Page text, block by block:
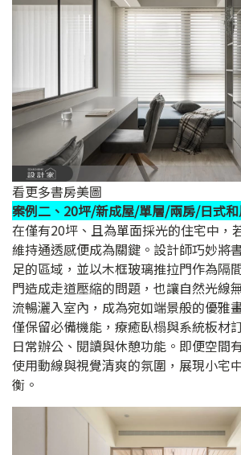
看更多書房美圖
案例二、20坪/新成屋/單層/兩房/日式
在僅有20坪、且為單面採光的住宅中，
維持通透感便成為關鍵。設計師巧妙將
足的區域，並以木框玻璃推拉門作為隔
門造成走道壓縮的問題，也讓自然光線
流暢灑入室內，成為宛如端景般的優雅
僅保留必備機能，療癒臥榻與系統板材
日常辦公、閱讀與休憩功能。即便空間
使用動線與視覺清爽的氛圍，展現小宅
衡。